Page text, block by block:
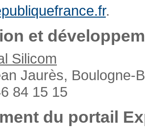
.
et
Silicom
Jaurès, Boulogne-
84 15 15
du portail